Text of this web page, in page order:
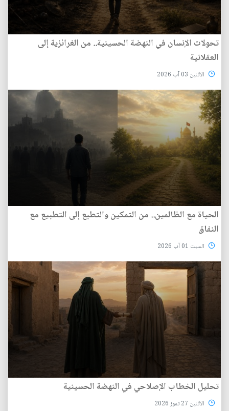
تحولات الإنسان في النهضة الحسينية.. من الغرائزية إلى
العقلانية
الأثنين 03 آب 2026
الحياة مع الظالمين.. من التمكين والتطبع إلى التطبيع مع
النفاق
السبت 01 آب 2026
تحليل الخطاب الإصلاحي في النهضة الحسينية
الأثنين 27 تموز 2026